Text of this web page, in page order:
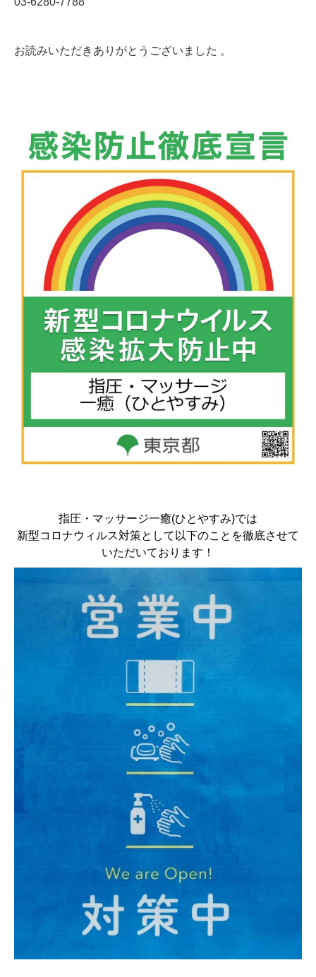
お読みいただきありがとうございました 。
指圧・マッサージ一癒(ひとやすみ)では
新型コロナウィルス対策として以下のことを徹底させて
いただいております！